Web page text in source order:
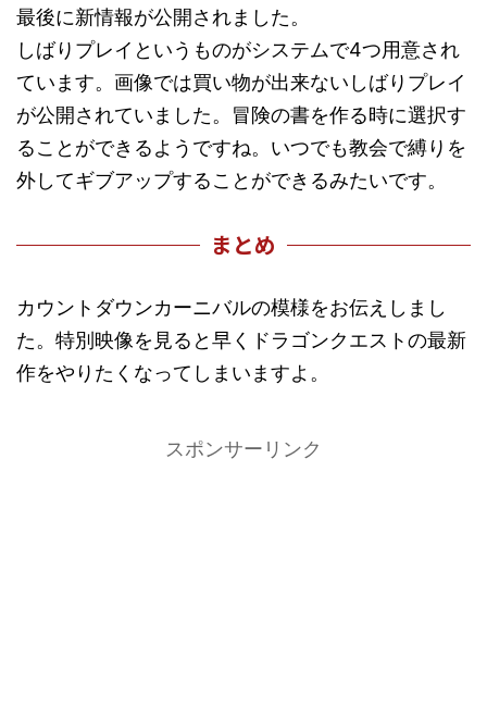
最後に新情報が公開されました。
しばりプレイというものがシステムで4つ用意され
ています。画像では買い物が出来ないしばりプレイ
が公開されていました。冒険の書を作る時に選択す
ることができるようですね。いつでも教会で縛りを
外してギブアップすることができるみたいです。
まとめ
カウントダウンカーニバルの模様をお伝えしまし
た。特別映像を見ると早くドラゴンクエストの最新
作をやりたくなってしまいますよ。
スポンサーリンク